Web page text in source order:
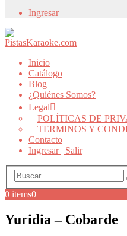
Ingresar
Inicio
Catálogo
Blog
¿Quiénes Somos?
Legal
POLÍTICAS DE
TERMINOS Y
Contacto
Ingresar | Salir
0 items0
Yuridia – Cobarde